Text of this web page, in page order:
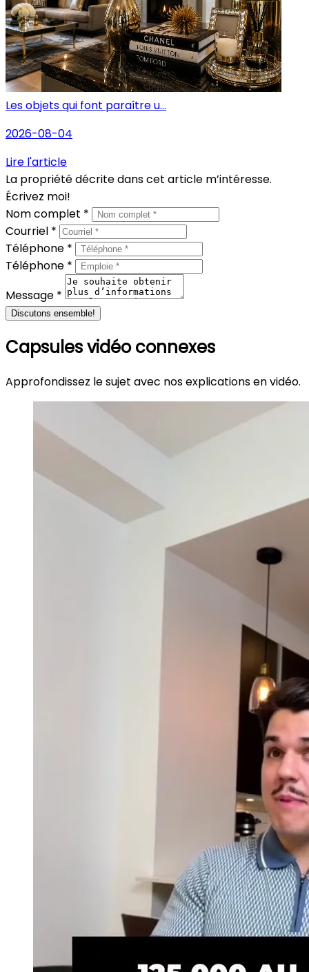
Les objets qui font paraître u...
2026-08-04
Lire l'article
La propriété décrite dans cet article m’intéresse.
Écrivez moi!
Nom complet *
Courriel *
Téléphone *
Téléphone *
Message *
Discutons ensemble!
Capsules vidéo connexes
Approfondissez le sujet avec nos explications en vidéo.